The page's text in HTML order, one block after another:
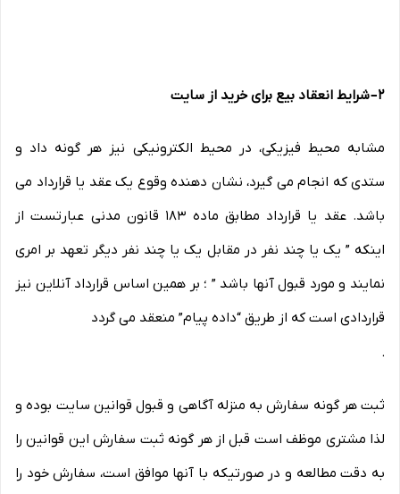
۲–شرایط انعقاد بیع برای خرید از سایت
مشابه محیط فیزیکی، در محیط الکترونیکی نیز هر گونه داد و
ستدی که انجام می گیرد، نشان دهنده وقوع یک عقد یا قرارداد می
باشد. عقد یا قرارداد مطابق ماده ۱۸۳ قانون مدنی عبارتست از
اینکه ” یک یا چند نفر در مقابل یک یا چند نفر دیگر تعهد بر امری
نمایند و مورد قبول آنها باشد ” ؛ بر همین اساس قرارداد آنلاین نیز
قراردادی است که از طریق “داده پیام” منعقد می گردد
.
ثبت هر گونه سفارش به منزله آگاهی و قبول قوانین سایت بوده و
لذا مشتری موظف است قبل از هر گونه ثبت سفارش این قوانین را
به دقت مطالعه و در صورتیکه با آنها موافق است، سفارش خود را